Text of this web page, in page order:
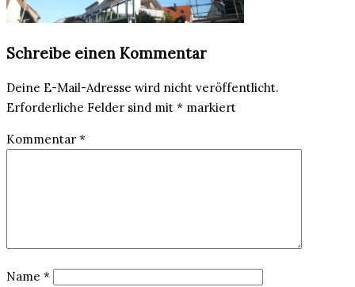
Schreibe einen Kommentar
Deine E-Mail-Adresse wird nicht veröffentlicht.
Erforderliche Felder sind mit * markiert
Kommentar *
Name *